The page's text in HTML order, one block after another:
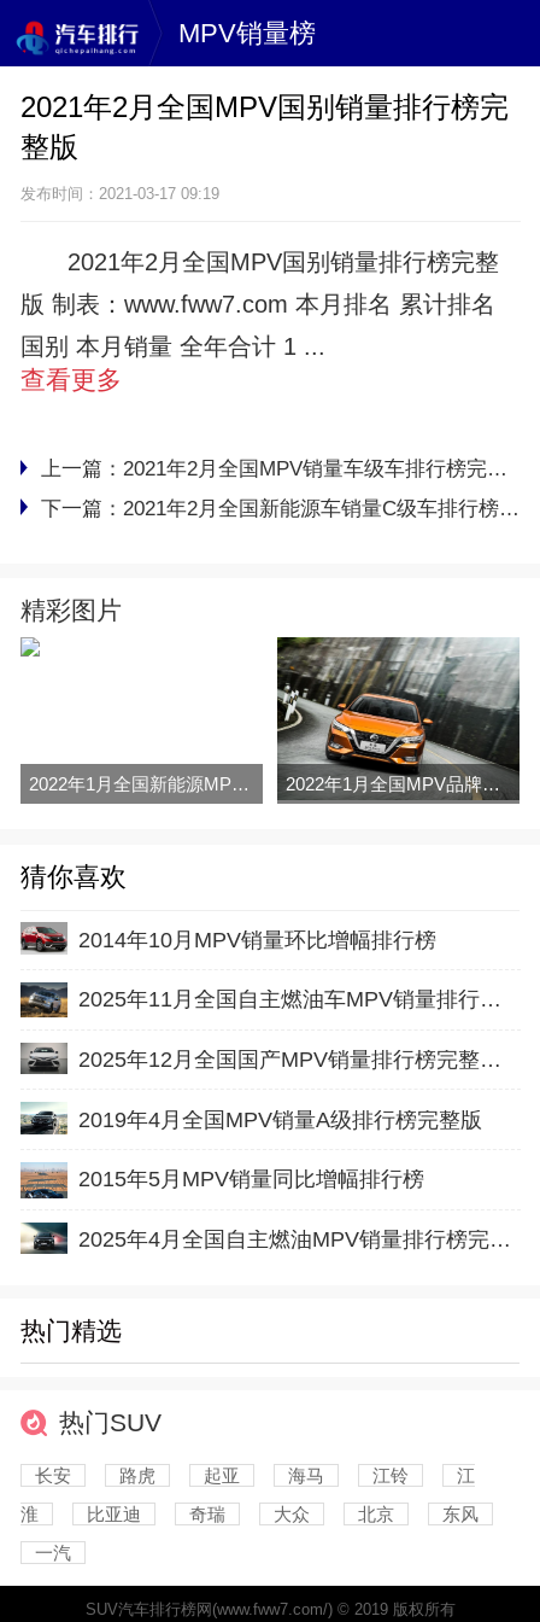
MPV销量榜
2021年2月全国MPV国别销量排行榜完
整版
发布时间：2021-03-17 09:19
2021年2月全国MPV国别销量排行榜完整
版 制表：www.fww7.com 本月排名 累计排名
国别 本月销量 全年合计 1 ...
查看更多
上一篇： 2021年2月全国MPV销量车级车排行榜完整版
下一篇： 2021年2月全国新能源车销量C级车排行榜完整版
精彩图片
2022年1月全国新能源MPV销量排行榜完整版 2022年1月全国MPV品牌销量排行榜完整版
猜你喜欢
2014年10月MPV销量环比增幅排行榜
2025年11月全国自主燃油车MPV销量排行榜完整版(零售量
2025年12月全国国产MPV销量排行榜完整版(零售量
2019年4月全国MPV销量A级排行榜完整版
2015年5月MPV销量同比增幅排行榜
2025年4月全国自主燃油MPV销量排行榜完整版(批发量
热门精选
热门SUV
长安 路虎 起亚 海马 江铃
江
淮
比亚迪 奇瑞 大众 北京
东风
一汽
SUV汽车排行榜网(www.fww7.com/) © 2019 版权所有